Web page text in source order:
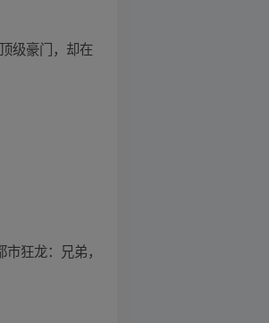
级豪门，却在
狂龙：兄弟，